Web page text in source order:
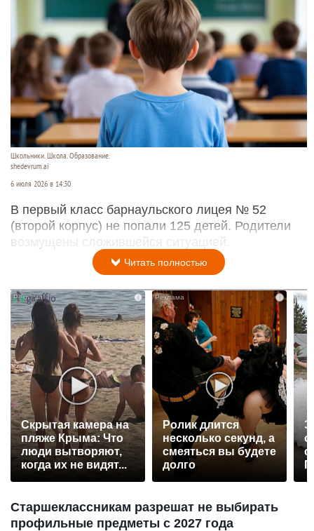
Школьники. Школа. Образование.
shedevrum.ai
6 июля 2026 в 14:30
В первый класс барнаульского лицея № 52
(второй корпус) не попали 125 детей. Родители
возмущены сложившейся ситуацией.
Читать полностью
i
Скрытая камера на
пляже Крыма: Что
люди вытворяют,
когда их не видят...
Ролик длится
несколько секунд, а
смеяться вы будете
долго
Старшеклассникам разрешат не выбирать
профильные предметы с 2027 года